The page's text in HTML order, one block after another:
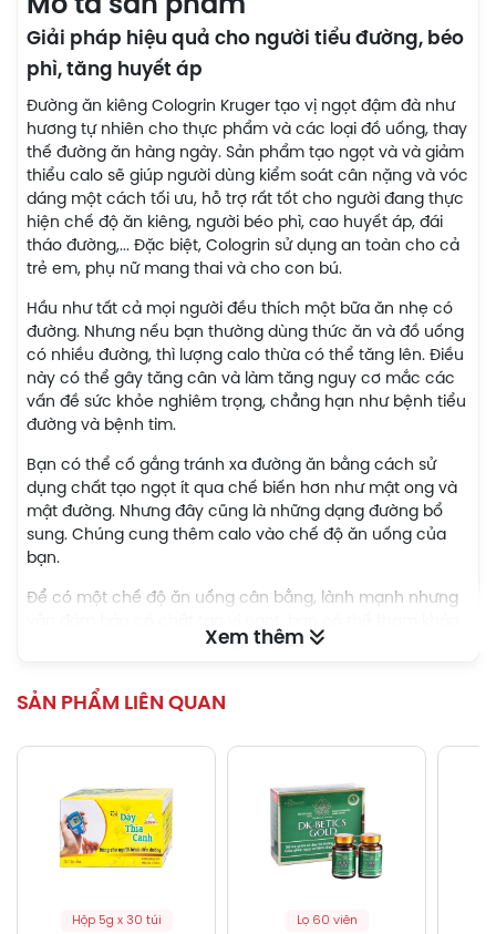
Mô tả sản phẩm
Giải pháp hiệu quả cho người tiểu đường, béo
phì, tăng huyết áp
Đường ăn kiêng Cologrin Kruger tạo vị ngọt đậm đà như
hương tự nhiên cho thực phẩm và các loại đồ uống, thay
thế đường ăn hàng ngày. Sản phẩm tạo ngọt và và giảm
thiểu calo sẽ giúp người dùng kiểm soát cân nặng và vóc
dáng một cách tối ưu, hỗ trợ rất tốt cho người đang thực
hiện chế độ ăn kiêng, người béo phì, cao huyết áp, đái
tháo đường,... Đặc biệt, Cologrin sử dụng an toàn cho cả
trẻ em, phụ nữ mang thai và cho con bú.
Hầu như tất cả mọi người đều thích một bữa ăn nhẹ có
đường. Nhưng nếu bạn thường dùng thức ăn và đồ uống
có nhiều đường, thì lượng calo thừa có thể tăng lên. Điều
này có thể gây tăng cân và làm tăng nguy cơ mắc các
vấn đề sức khỏe nghiêm trọng, chẳng hạn như bệnh tiểu
đường và bệnh tim.
Bạn có thể cố gắng tránh xa đường ăn bằng cách sử
dụng chất tạo ngọt ít qua chế biến hơn như mật ong và
mật đường. Nhưng đây cũng là những dạng đường bổ
sung. Chúng cung thêm calo vào chế độ ăn uống của
bạn.
Để có một chế độ ăn uống cân bằng, lành mạnh nhưng
các sản phẩm đường ăn kiêng. Chúng có vị ngọt như
Đường ăn kiêng Cologrin Kruger là loại đường ăn kiêng số
1 cho người ăn kiêng tại Đức. Với công dụng làm ngọt
muốn nhưng lại cung cấp một lượng calo tối thiểu cho
khẩu phần hàng ngày.
Hỗ trợ kiểm soát cân nặng
insulin của bạn sẽ tăng lên, điều này có thể ngăn cơ
Xem thêm
SẢN PHẨM LIÊN QUAN
Hộp 5g x 30 túi Lọ 60 viên